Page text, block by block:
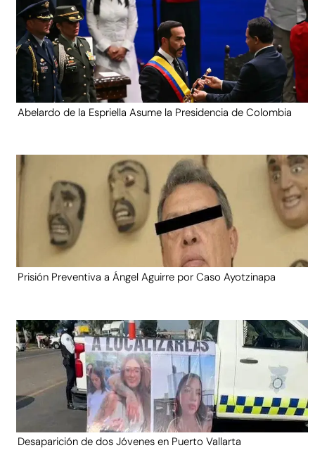
Abelardo de la Espriella Asume la Presidencia de Colombia
Prisión Preventiva a Ángel Aguirre por Caso Ayotzinapa
Desaparición de dos Jóvenes en Puerto Vallarta